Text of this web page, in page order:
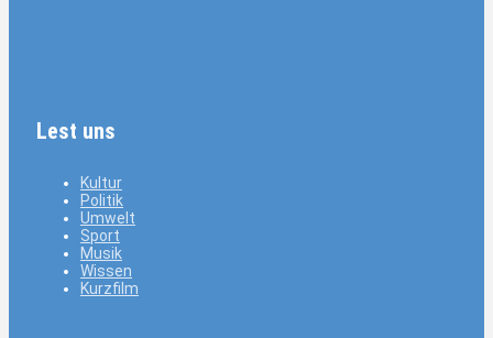
Lest uns
Kultur
Politik
Umwelt
Sport
Musik
Wissen
Kurzfilm